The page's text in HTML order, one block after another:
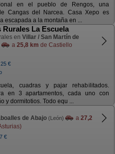
en el pueblo de Rengos, una
Cangas del Narcea. Casa Xepo es
escapada a la montaña en ...
Rurales La Escuela
en Villar / San Martín de
a 25,8 km de Castiello
25 €
cuadras y pajar rehabilitados.
en 3 apartamentos, cada uno con
y dormitotios. Todo equ ...
de Abajo (León) a 27,2
€